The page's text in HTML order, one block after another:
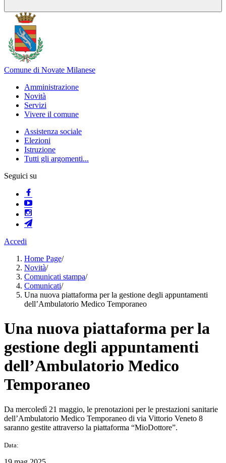
Comune di Novate Milanese
Amministrazione
Novità
Servizi
Vivere il comune
Assistenza sociale
Elezioni
Istruzione
Tutti gli argomenti...
Seguici su
Accedi
Home Page/
Novità/
Comunicati stampa/
Comunicati/
Una nuova piattaforma per la gestione degli appuntamenti
dell’Ambulatorio Medico Temporaneo
Una nuova piattaforma per la
gestione degli appuntamenti
dell’Ambulatorio Medico
Temporaneo
Da mercoledì 21 maggio, le prenotazioni per le prestazioni sanitarie
dell’Ambulatorio Medico Temporaneo di via Vittorio Veneto 8
saranno gestite attraverso la piattaforma “MioDottore”.
Data: